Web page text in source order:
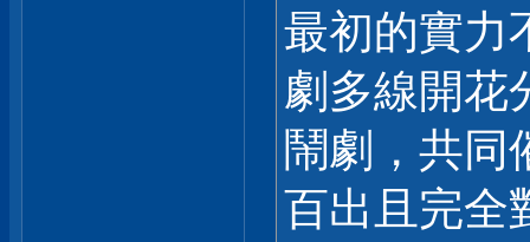
最初的實力
劇多線開花
鬧劇，共同
百出且完全